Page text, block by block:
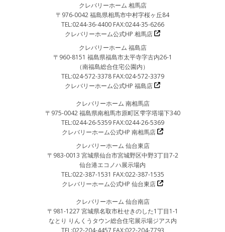
クレバリーホーム 相馬店
〒976-0042 福島県相馬市中村字桜ヶ丘84
TEL:0244-36-4400 FAX:0244-35-6266
クレバリーホーム公式HP 相馬店
クレバリーホーム 福島店
〒960-8151 福島県福島市太平寺字古内26-1
（南福島総合住宅公園内）
TEL:024-572-3378 FAX:024-572-3379
クレバリーホーム公式HP 福島店
クレバリーホーム 南相馬店
〒975-0042 福島県南相馬市原町区雫字塔場下340
TEL:0244-26-5359 FAX:0244-26-5369
クレバリーホーム公式HP 南相馬店
クレバリーホーム 仙台東店
〒983-0013 宮城県仙台市宮城野区中野3丁目7-2
仙台港エコノハ展示場内
TEL:022-387-1531 FAX:022-387-1535
クレバリーホーム公式HP 仙台東店
クレバリーホーム 仙台南店
〒981-1227 宮城県名取市杜せきのした1丁目1-1
なとり りんくうタウン総合住宅展示場ジアス内
TEL:022-204-4457 FAX:022-204-7793